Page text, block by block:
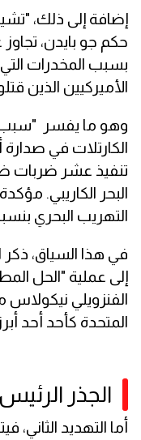
إضافة إلى ذلك،
حكم جو بايدن،
بسبب المخدرات التي
الأميركيين الذين
وهو ما يفسر "سبب
الكارتلات في صدارة
تنفيذ عشر ضربات
البحر الكاريبي.
التهريب البحري بنسبة 90
في هذا السياق، ذكر
إلى عملية "الحل
الفنزويلي نيكولاس
المتحدة كأحد أحد
الجذر الرئيس
أما التهديد الثاني،